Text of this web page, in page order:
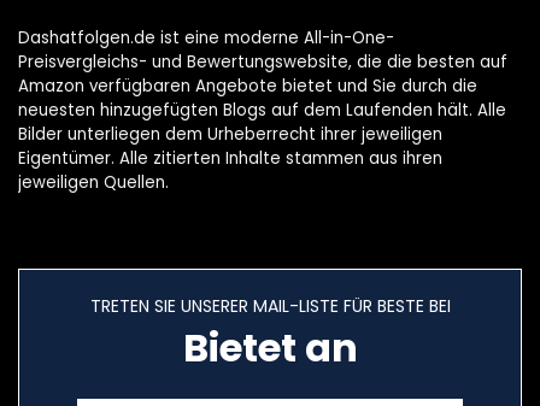
Dashatfolgen.de ist eine moderne All-in-One-
Preisvergleichs- und Bewertungswebsite, die die besten auf
Amazon verfügbaren Angebote bietet und Sie durch die
neuesten hinzugefügten Blogs auf dem Laufenden hält. Alle
Bilder unterliegen dem Urheberrecht ihrer jeweiligen
Eigentümer. Alle zitierten Inhalte stammen aus ihren
jeweiligen Quellen.
TRETEN SIE UNSERER MAIL-LISTE FÜR BESTE BEI
Bietet an